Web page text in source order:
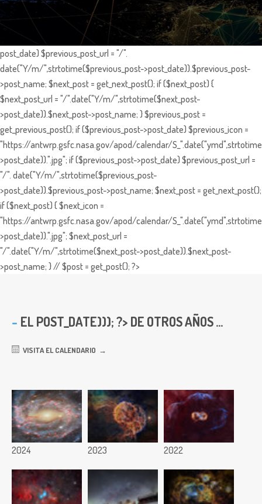
post_date) $previous_post_url = "/".
date("Y/m/",strtotime($previous_post->post_date)).$previous_post-
>post_name; $next_post = get_next_post(); if ($next_post) {
$next_post_url = "/".date("Y/m/",strtotime($next_post-
>post_date)).$next_post->post_name; } $previous_post =
get_previous_post(); if ($previous_post->post_date) $previous_icon =
"https://antwrp.gsfc.nasa.gov/apod/calendar/
>post_date)).".jpg"; if ($previous_post->post_date) $previous_post_url =
"/". date("Y/m/",strtotime($previous_post-
>post_date)).$previous_post->post_name; $next_post = get_next_post();
if ($next_post) { $next_icon =
"https://antwrp.gsfc.nasa.gov/apod/calendar/
>post_date)).".jpg"; $next_post_url =
"/".date("Y/m/",strtotime($next_post->post_date)).$next_post-
>post_name; } // $post = get_post(); ?>
EL POST_DATE))); ?> DE OTROS AÑOS ...
VISITA EL CALENDARIO
2024 2023 2022